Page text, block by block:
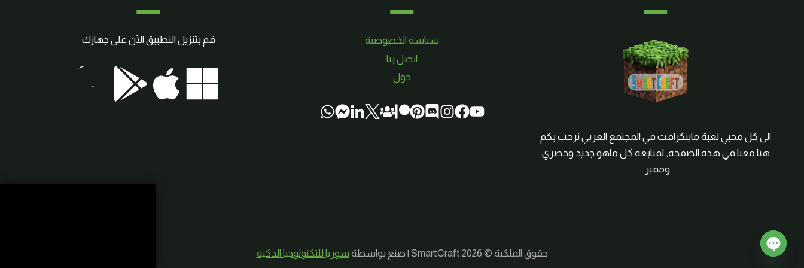
الى كل محبي لعبة ماينكرافت في المجتمع العربي نرحب بكم
هنا معنا في هذه الصفحة, لمتابعة كل ماهو جديد وحصري
ومميز .
سياسة الخصوصية
اتصل بنا
حول
قم بتنزيل التطبيق الآن على جهازك
حقوق الملكية © 2026 SmartCraft | صنع بواسطة سوريا للتكنولوجيا الذكية